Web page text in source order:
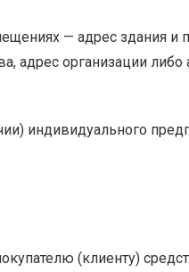
— адрес здания
адрес организации
индивидуального
(клиенту)